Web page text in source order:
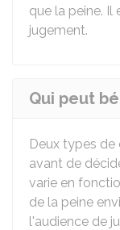
que la peine.
jugement.
Qui peut
Deux types
avant de
varie en
de la peine
l'audience de